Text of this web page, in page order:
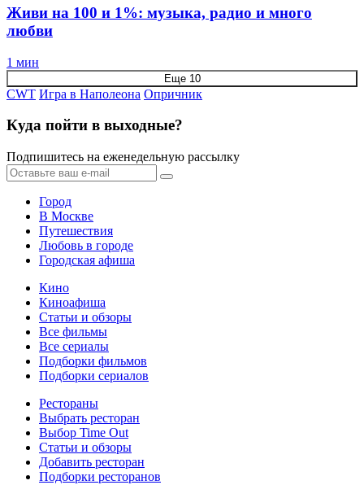
Живи на 100 и 1%: музыка, радио и много
любви
1 мин
Еще 10
CWT Игра в Наполеона Опричник
Куда пойти в выходные?
Подпишитесь на еженедельную рассылку
Город
В Москве
Путешествия
Любовь в городе
Городская афиша
Кино
Киноафиша
Статьи и обзоры
Все фильмы
Все сериалы
Подборки фильмов
Подборки сериалов
Рестораны
Выбрать ресторан
Выбор Time Out
Статьи и обзоры
Добавить ресторан
Подборки ресторанов